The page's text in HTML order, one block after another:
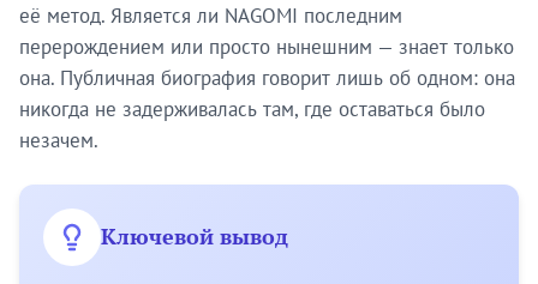
её метод. Является ли NAGOMI последним
перерождением или просто нынешним — знает только
она. Публичная биография говорит лишь об одном: она
никогда не задерживалась там, где оставаться было
незачем.
Ключевой вывод